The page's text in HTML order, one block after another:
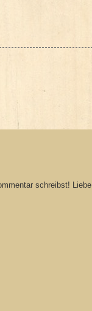
schreibst! Liebe